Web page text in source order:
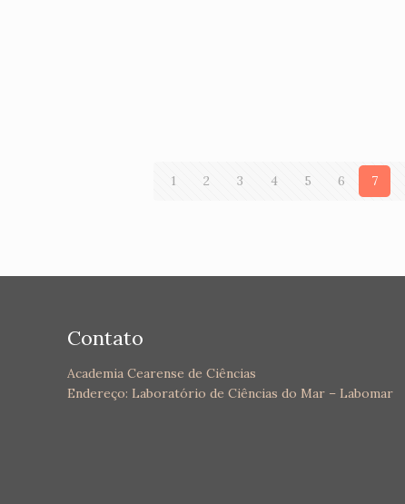
1 2 3 4 5 6 7
Contato
Academia Cearense de Ciências
Endereço: Laboratório de Ciências do Mar – Labomar